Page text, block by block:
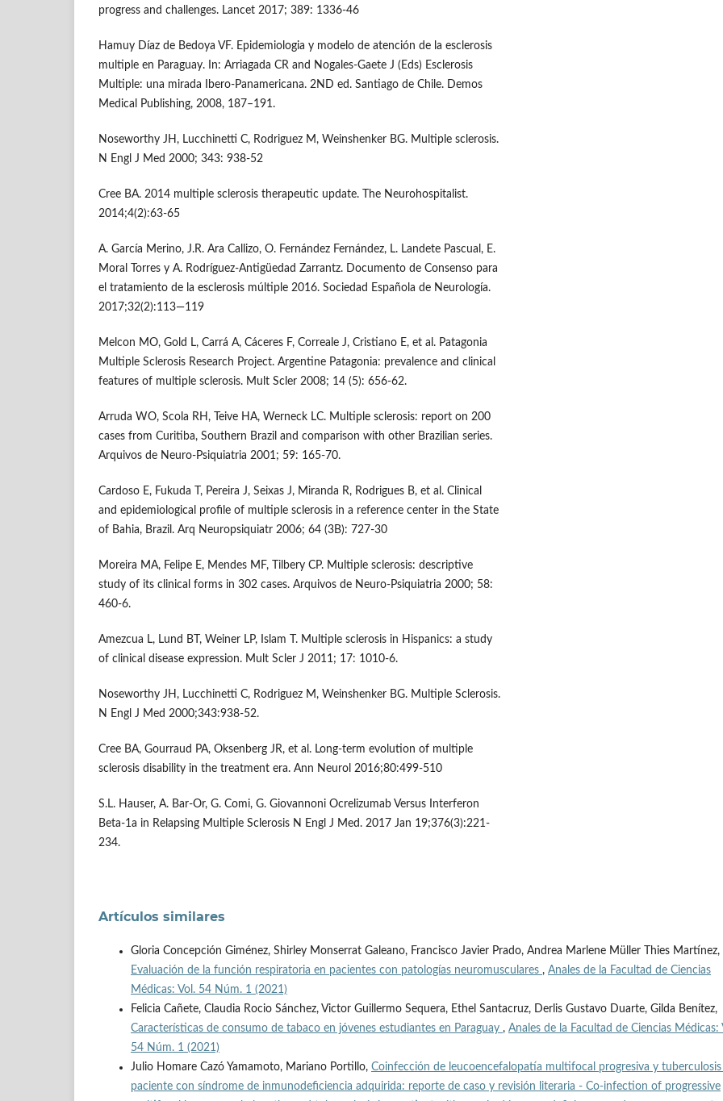
progress and challenges. Lancet 2017; 389: 1336-46
Hamuy Díaz de Bedoya VF. Epidemiologia y modelo de atención de la esclerosis
multiple en Paraguay. In: Arriagada CR and Nogales-Gaete J (Eds) Esclerosis
Multiple: una mirada Ibero-Panamericana. 2ND ed. Santiago de Chile. Demos
Medical Publishing, 2008, 187–191.
Noseworthy JH, Lucchinetti C, Rodriguez M, Weinshenker BG. Multiple sclerosis.
N Engl J Med 2000; 343: 938-52
Cree BA. 2014 multiple sclerosis therapeutic update. The Neurohospitalist.
2014;4(2):63-65
A. García Merino, J.R. Ara Callizo, O. Fernández Fernández, L. Landete Pascual, E.
Moral Torres y A. Rodríguez-Antigüedad Zarrantz. Documento de Consenso para
el tratamiento de la esclerosis múltiple 2016. Sociedad Española de Neurología.
2017;32(2):113—119
Melcon MO, Gold L, Carrá A, Cáceres F, Correale J, Cristiano E, et al. Patagonia
Multiple Sclerosis Research Project. Argentine Patagonia: prevalence and clinical
features of multiple sclerosis. Mult Scler 2008; 14 (5): 656-62.
Arruda WO, Scola RH, Teive HA, Werneck LC. Multiple sclerosis: report on 200
cases from Curitiba, Southern Brazil and comparison with other Brazilian series.
Arquivos de Neuro-Psiquiatria 2001; 59: 165-70.
Cardoso E, Fukuda T, Pereira J, Seixas J, Miranda R, Rodrigues B, et al. Clinical
and epidemiological profile of multiple sclerosis in a reference center in the State
of Bahia, Brazil. Arq Neuropsiquiatr 2006; 64 (3B): 727-30
Moreira MA, Felipe E, Mendes MF, Tilbery CP. Multiple sclerosis: descriptive
study of its clinical forms in 302 cases. Arquivos de Neuro-Psiquiatria 2000; 58:
460-6.
Amezcua L, Lund BT, Weiner LP, Islam T. Multiple sclerosis in Hispanics: a study
of clinical disease expression. Mult Scler J 2011; 17: 1010-6.
Noseworthy JH, Lucchinetti C, Rodriguez M, Weinshenker BG. Multiple Sclerosis.
N Engl J Med 2000;343:938-52.
Cree BA, Gourraud PA, Oksenberg JR, et al. Long-term evolution of multiple
sclerosis disability in the treatment era. Ann Neurol 2016;80:499-510
S.L. Hauser, A. Bar-Or, G. Comi, G. Giovannoni Ocrelizumab Versus Interferon
Beta-1a in Relapsing Multiple Sclerosis N Engl J Med. 2017 Jan 19;376(3):221-
234.
Artículos similares
Gloria Concepción Giménez, Shirley Monserrat Galeano, Francisco Javier Prado, Andrea Marlene Müller Thies Martínez,
Evaluación de la función respiratoria en pacientes con patologías neuromusculares , Anales de la Facultad de Ciencias
Médicas: Vol. 54 Núm. 1 (2021)
Felicia Cañete, Claudia Rocio Sánchez, Victor Guillermo Sequera, Ethel Santacruz, Derlis Gustavo Duarte, Gilda Benítez,
Características de consumo de tabaco en jóvenes estudiantes en Paraguay , Anales de la Facultad de Ciencias Médicas:
54 Núm. 1 (2021)
Julio Homare Cazó Yamamoto, Mariano Portillo, Coinfección de leucoencefalopatía multifocal progresiva y tuberculosis
paciente con síndrome de inmunodeficiencia adquirida: reporte de caso y revisión literaria - Co-infection of progressive